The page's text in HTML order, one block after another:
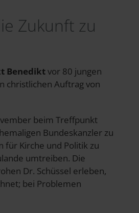
Zukunft zu
Benediktvor 80 jungen
christlichen Auftrag von
beim Treffpunkt
Bundeskanzler zu
für Kirche und Politik zu
umtreiben. Die
Dr. Schüssel erleben,
bei Problemen